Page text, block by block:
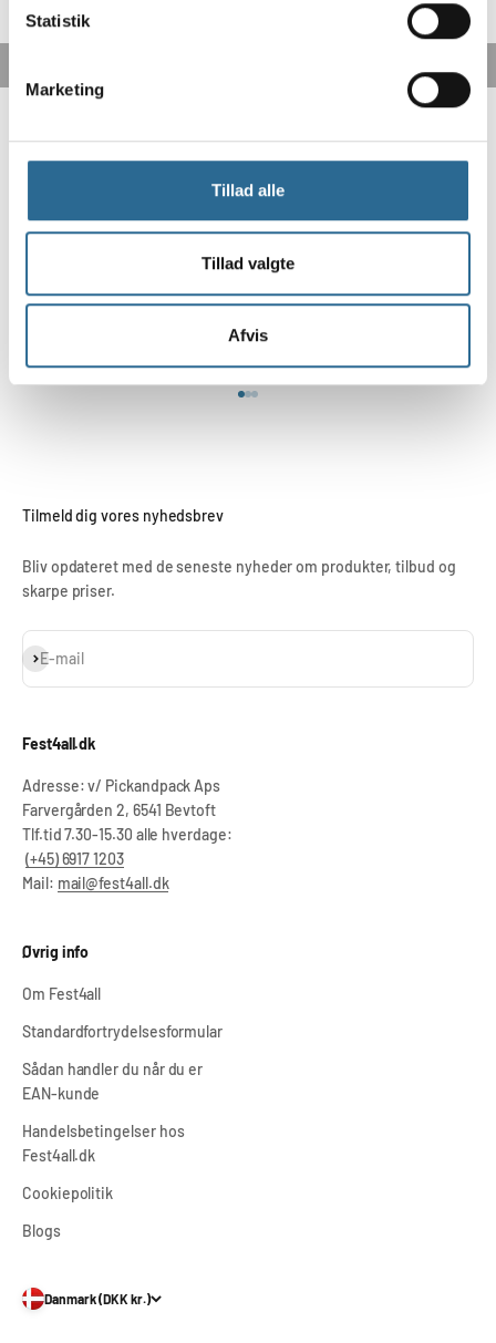
Statistik
Marketing
Tillad alle
Tillad valgte
Afvis
Fri fragt fra 499,-
GLS pakkeshop fra 43,-
Tilmeld dig vores nyhedsbrev
Bliv opdateret med de seneste nyheder om produkter, tilbud og
skarpe priser.
E-mail
Abonnér
Fest4all.dk
Adresse: v/ Pickandpack Aps
Farvergården 2, 6541 Bevtoft
Tlf.tid 7.30-15.30 alle hverdage:
(+45) 6917 1203
Mail: mail@fest4all.dk
Øvrig info
Om Fest4all
Standardfortrydelsesformular
Sådan handler du når du er
EAN-kunde
Handelsbetingelser hos
Fest4all.dk
Cookiepolitik
Blogs
Danmark (DKK kr.)